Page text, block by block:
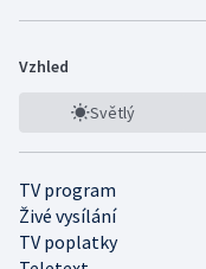
Vzhled
Světlý
TV program
Živé vysílání
TV poplatky